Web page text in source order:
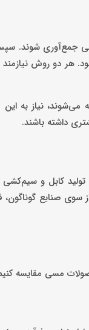
جمع‌آوری شوند.
هر دو روش
نیاز به این
داشته باشند.
کابل و
سوی صنایع
مسی مقایسه